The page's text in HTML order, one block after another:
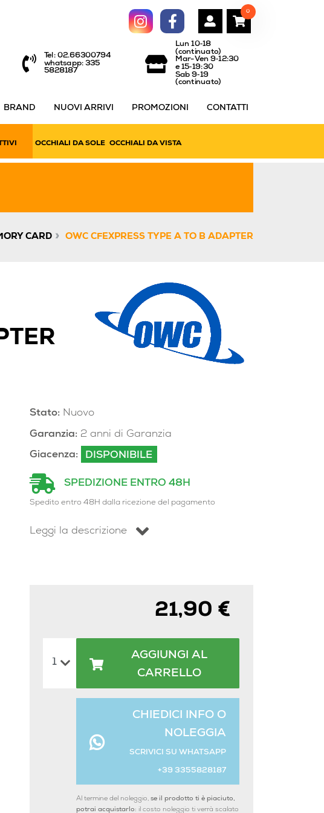
Tel: 02.66300794
whatsapp: 335
5828187
Lun 10‑18
(continuato)
Mar-Ven 9‑12:30
e 15‑19:30
Sab 9‑19
(continuato)
BRAND NUOVI ARRIVI PROMOZIONI CONTATTI
0
OCCHIALI DA SOLE OCCHIALI DA VISTA
CARD » OWC CFEXPRESS TYPE A TO B ADAPTER
Stato: Nuovo
Garanzia: 2 anni di Garanzia
Giacenza: DISPONIBILE
SPEDIZIONE ENTRO 48H
Spedito entro 48H dalla ricezione del pagamento
Leggi la descrizione
21,90 €
AGGIUNGI AL
CARRELLO
CHIEDICI INFO O
NOLEGGIA
SCRIVICI SU WHATSAPP
+39 3355828187
Al termine del noleggio, se il prodotto ti è piaciuto,
potrai acquistarlo: il costo noleggio ti verrà scalato